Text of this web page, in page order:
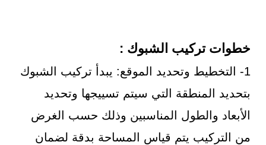
خطوات تركيب الشبوك :
1- التخطيط وتحديد الموقع: يبدأ تركيب الشبوك
بتحديد المنطقة التي سيتم تسييجها وتحديد
الأبعاد والطول المناسبين وذلك حسب الغرض
من التركيب يتم قياس المساحة بدقة لضمان